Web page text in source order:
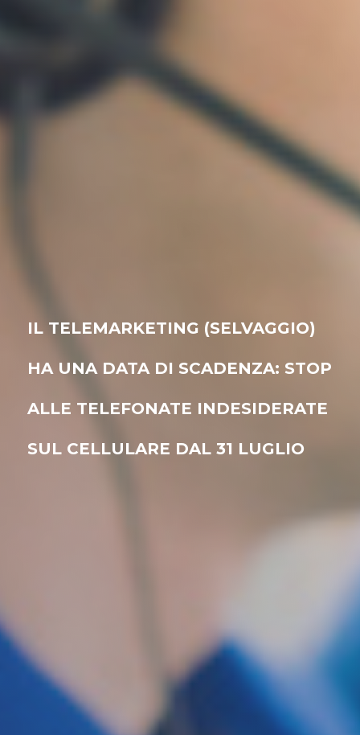
IL TELEMARKETING (SELVAGGIO)
HA UNA DATA DI SCADENZA: STOP
ALLE TELEFONATE INDESIDERATE
SUL CELLULARE DAL 31 LUGLIO